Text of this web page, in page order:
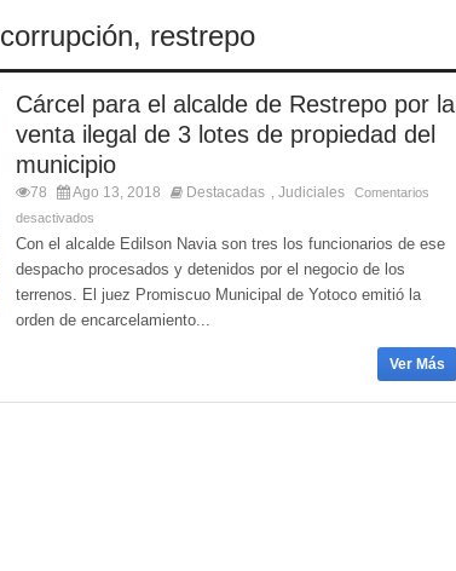
corrupción, restrepo
Cárcel para el alcalde de Restrepo por la
venta ilegal de 3 lotes de propiedad del
municipio
78 Ago 13, 2018 Destacadas Judiciales
Comentarios
desactivados
Con el alcalde Edilson Navia son tres los funcionarios de ese
despacho procesados y detenidos por el negocio de los
terrenos. El juez Promiscuo Municipal de Yotoco emitió la
orden de encarcelamiento...
Ver Más